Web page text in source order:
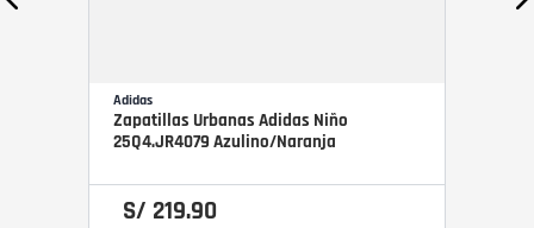
Adidas
Zapatillas Urbanas Adidas Niño
25Q4.JR4079 Azulino/Naranja
S/ 219.90